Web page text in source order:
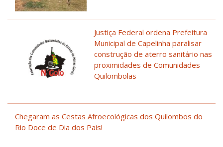
Justiça Federal ordena Prefeitura
Municipal de Capelinha paralisar
construção de aterro sanitário nas
proximidades de Comunidades
Quilombolas
Chegaram as Cestas Afroecológicas dos Quilombos do
Rio Doce de Dia dos Pais!